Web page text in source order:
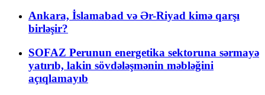
Ankara, İslamabad və Ər-Riyad kimə qarşı
birləşir?
SOFAZ Perunun energetika sektoruna sərmayə
yatırıb, lakin sövdələşmənin məbləğini
açıqlamayıb